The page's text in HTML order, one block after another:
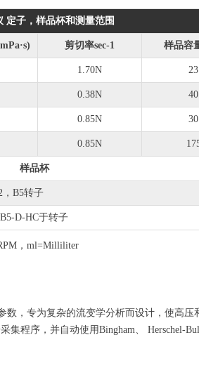
定子，样品杯和测量范围
剪切率sec-1 样品容
1.70N 23
0.38N 40
0.85N 30
0.85N
样品杯
B5转子
D-HC于转子
，ml=Milliliter
数，专为复杂的流变学分析而设计，使高
集程序，并自动使用Bingham、 Herschel-